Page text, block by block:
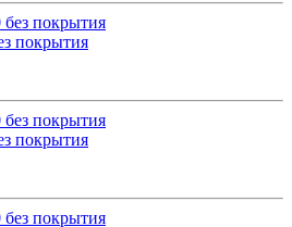
покрытия
покрытия